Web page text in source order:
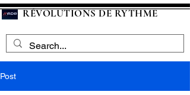
RÉVOLUTIONS DE RYTHME
Post